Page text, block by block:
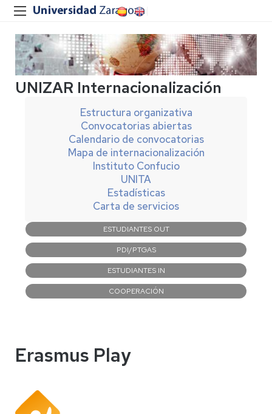
UNIZAR Internacionalización
Estructura organizativa
Convocatorias abiertas
Calendario de convocatorias
Mapa de internacionalización
Instituto Confucio
UNITA
Estadísticas
Carta de servicios
Navegación
principal
ESTUDIANTES OUT
PDI/PTGAS
ESTUDIANTES IN
COOPERACIÓN
Erasmus Play